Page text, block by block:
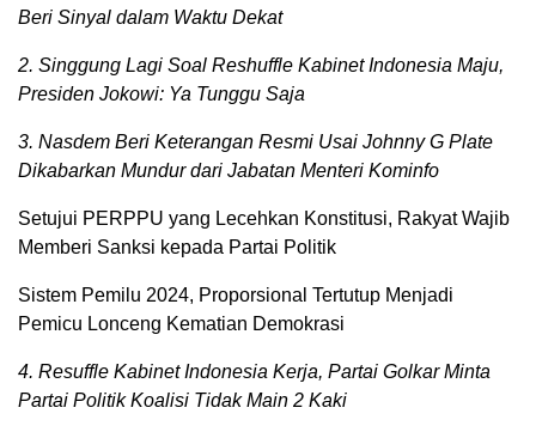
Beri Sinyal dalam Waktu Dekat
2. Singgung Lagi Soal Reshuffle Kabinet Indonesia Maju,
Presiden Jokowi: Ya Tunggu Saja
3. Nasdem Beri Keterangan Resmi Usai Johnny G Plate
Dikabarkan Mundur dari Jabatan Menteri Kominfo
Setujui PERPPU yang Lecehkan Konstitusi, Rakyat Wajib
Memberi Sanksi kepada Partai Politik
Sistem Pemilu 2024, Proporsional Tertutup Menjadi
Pemicu Lonceng Kematian Demokrasi
4. Resuffle Kabinet Indonesia Kerja, Partai Golkar Minta
Partai Politik Koalisi Tidak Main 2 Kaki